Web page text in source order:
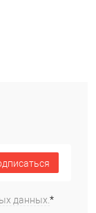
данных.*